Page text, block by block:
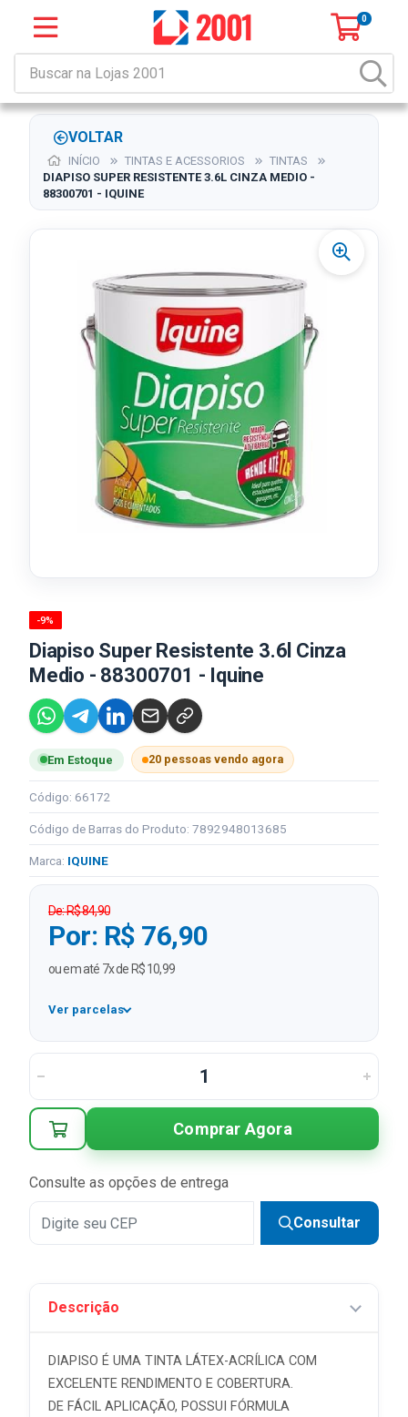
0
VOLTAR
INÍCIO TINTAS E ACESSORIOS
TINTAS
DIAPISO SUPER RESISTENTE 3.6L CINZA MEDIO -
88300701 - IQUINE
-9%
Diapiso Super Resistente 3.6l Cinza
Medio - 88300701 - Iquine
Em Estoque 20 pessoas vendo agora
Código: 66172
Código de Barras do Produto: 7892948013685
Marca: IQUINE
De: R$ 84,90
Por: R$ 76,90
ou em até 7x de R$ 10,99
Ver parcelas
1x R$ 76,90
3x R$ 25,63 sem juros
4x R$ 19,23 sem juros
5x
7x R$ 10,99 sem juros
Comprar Agora
Consulte as opções de entrega
Consultar
Descrição
DIAPISO É UMA TINTA LÁTEX-ACRÍLICA COM
EXCELENTE RENDIMENTO E COBERTURA.
DE FÁCIL APLICAÇÃO, POSSUI FÓRMULA